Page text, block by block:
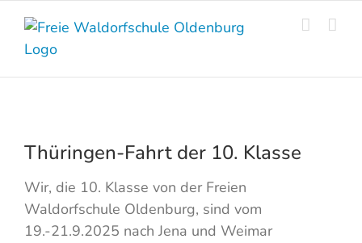
content
Thüringen-Fahrt der 10. Klasse
Wir, die 10. Klasse von der Freien
Waldorfschule Oldenburg, sind vom
19.-21.9.2025 nach Jena und Weimar